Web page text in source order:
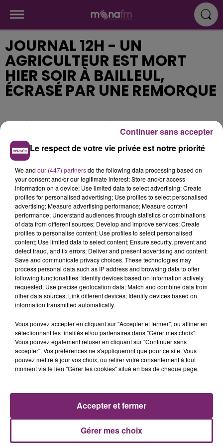
JOURNAL 12H - UN
AGRICULTEUR EST MORT
HIER SOIR À BAILLEUL,
ÉCRASÉ PAR UNE REMORQUE
Publié : 17 septembre 2018 à 11h34
ACTUS RADIO
PODCASTS
Plan du site Mentions légales
Le respect de votre vie privée est notre priorité
We and our (447) partnersdo the following data processing based on
your consent and/or our legitimate interest: Store and/or access
information on a device; Use limited data to select advertising; Create
profiles for personalised advertising; Use profiles to select personalised
advertising; Measure advertising performance; Measure content
performance; Understand audiences through statistics or combinations
of data from different sources; Develop and improve services; Create
profiles to personalise content; Use profiles to select personalised
content; Use limited data to select content; Ensure security, prevent and
detect fraud, and fix errors; Deliver and present advertising and content;
Save and communicate privacy choices. These technologies may
process personal data such as IP address and browsing data to offer
following functionalities: Identify devices based on information actively
requested; Use precise geolocation data; Match and combine data from
other data sources; Link different devices; Identify devices based on
information transmitted automatically.
Vous pouvez accepter en cliquant sur "Accepter et fermer", ou affiner en
sélectionnant les finalités et/ou partenaires dans "Gérer mes choix".
Vous pouvez également refuser en cliquant sur "Continuer sans
accepter". Vos préférences ne s'appliqueront que pour ce site. Vous
pouvez mettre à jour vos choix, ou retirer votre consentement à tout
moment via le lien "Gérer les cookies" situé en bas de chaque page.
Gérer mes choix
Accepter et fermer
Continuer sans accepter